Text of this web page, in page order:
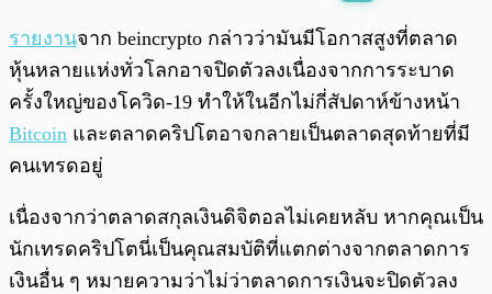
/
รายงานจาก beincrypto กล่าวว่ามันมีโอกาสสูงที่ตลาด
หุ้นหลายแห่งทั่วโลกอาจปิดตัวลงเนื่องจากการระบาด
ครั้งใหญ่ของโควิด-19 ทำให้ในอีกไม่กี่สัปดาห์ข้างหน้า
Bitcoin และตลาดคริปโตอาจกลายเป็นตลาดสุดท้ายที่มี
คนเทรดอยู่
เนื่องจากว่าตลาดสกุลเงินดิจิตอลไม่เคยหลับ หากคุณเป็น
นักเทรดคริปโตนี่เป็นคุณสมบัติที่แตกต่างจากตลาดการ
เงินอื่น ๆ หมายความว่าไม่ว่าตลาดการเงินจะปิดตัวลง